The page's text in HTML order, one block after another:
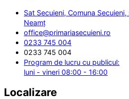
Sat Secuieni, Comuna
Neamț
office@primariasecuieni.ro
0233 745 004
0233 745 004
Program de lucru cu publicul:
luni - vineri 08:00 - 16:00
Localizare